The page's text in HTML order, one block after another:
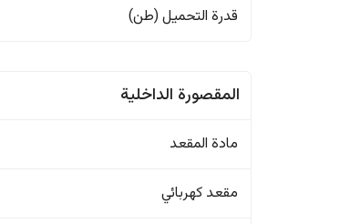
قدرة التحميل (طن)
المقصورة الداخلية
مادة المقعد
مقعد كهربائي